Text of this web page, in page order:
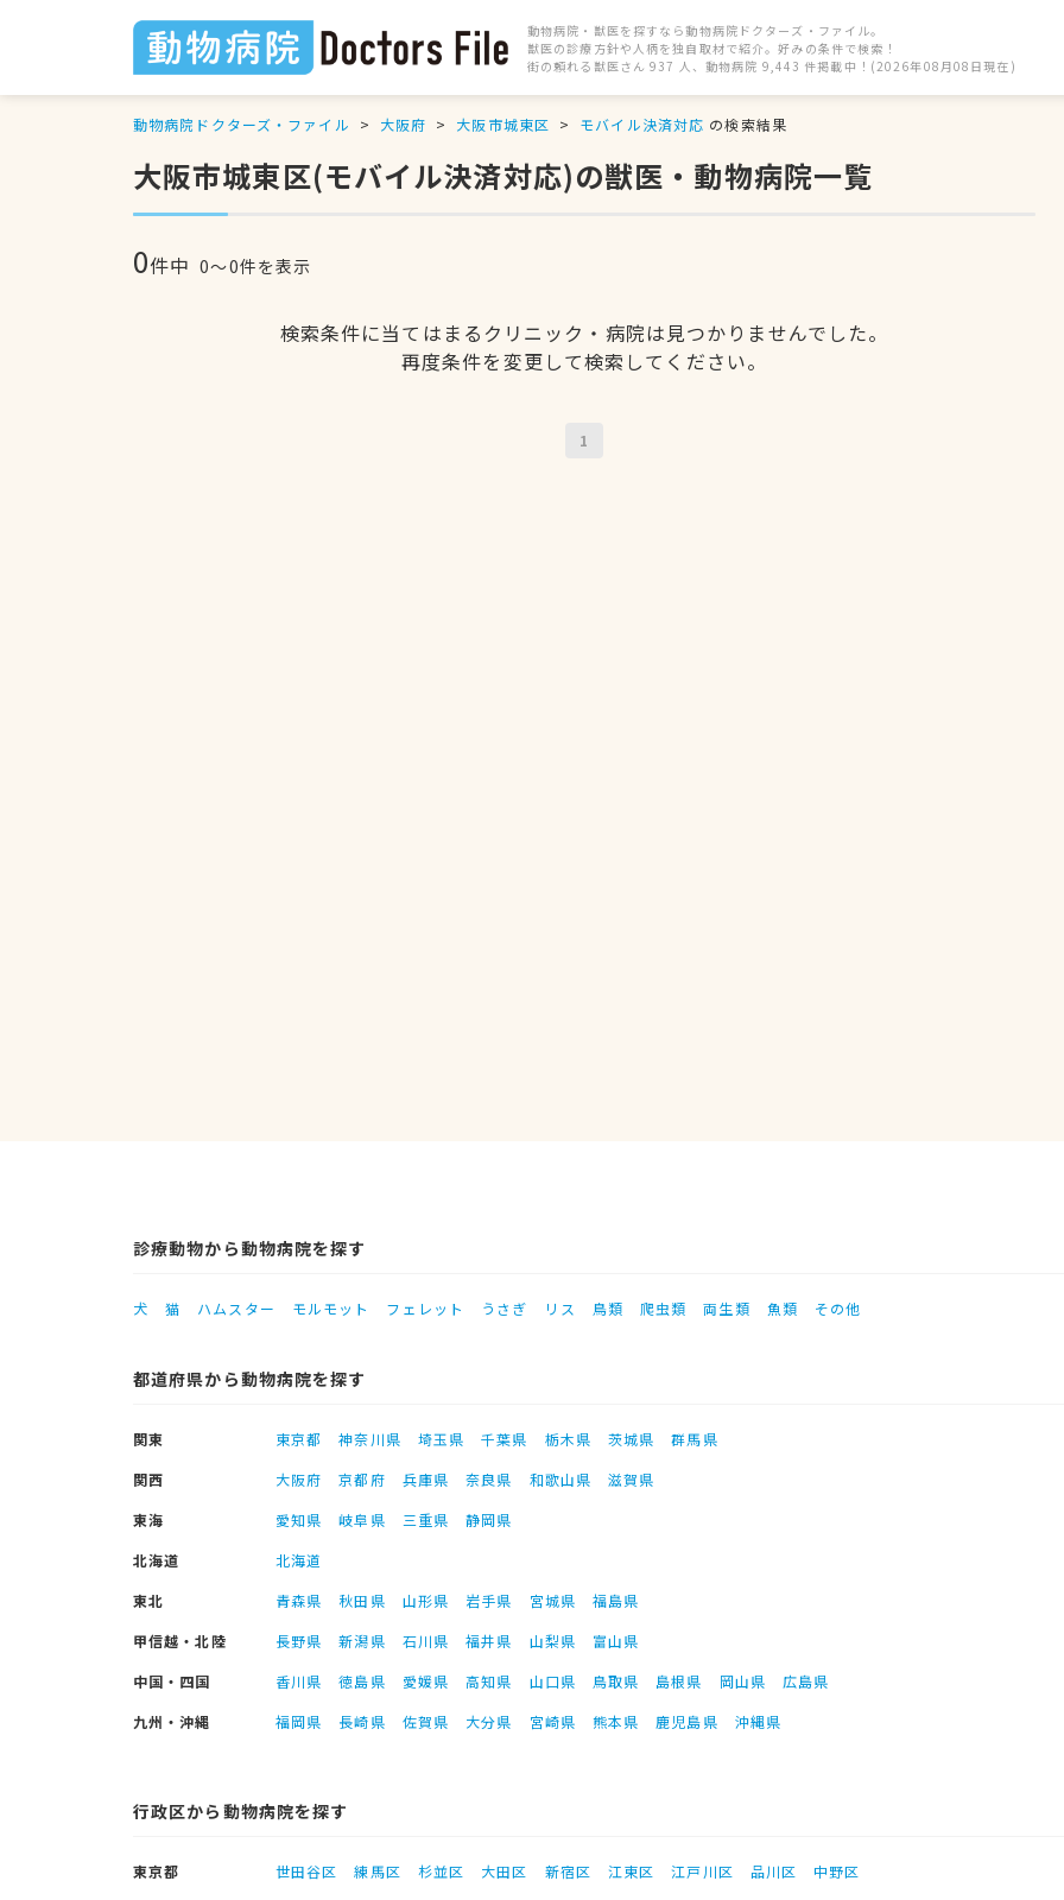
動物病院・獣医を探すなら動物病院ドクターズ・ファイル。
獣医の診療方針や人柄を独自取材で紹介。好みの条件で検索！
街の頼れる獣医さん 937 人、動物病院 9,443 件掲載中！(2026年08月08日現在)
動物病院ドクターズ・ファイル 大阪府 大阪市城東区 モバイル決済対応 の検索結果
大阪市城東区(モバイル決済対応)の獣医・動物病院一覧
0件中 0〜0件を表示
検索条件に当てはまるクリニック・病院は見つかりませんでした。
再度条件を変更して検索してください。
1
診療動物から動物病院を探す
犬 猫 ハムスター モルモット フェレット うさぎ リス 鳥類 爬虫類 両生類 魚類 その他
都道府県から動物病院を探す
関東 東京都 神奈川県 埼玉県 千葉県 栃木県 茨城県
群馬県
関西
大阪府 京都府 兵庫県 奈良県 和歌山県
滋賀県
東海
愛知県 岐阜県 三重県
静岡県
北海道
北海道
東北
青森県 秋田県 山形県 岩手県 宮城県
福島県
甲信越・北陸
長野県 新潟県 石川県 福井県 山梨県
富山県
中国・四国
香川県 徳島県 愛媛県 高知県 山口県 鳥取県 島根県 岡山県
広島県
九州・沖縄
福岡県 長崎県 佐賀県 大分県 宮崎県 熊本県 鹿児島県 沖縄県
行政区から動物病院を探す
東京都 世田谷区 練馬区 杉並区 大田区 新宿区 江東区 江戸川区 品川区
中野区